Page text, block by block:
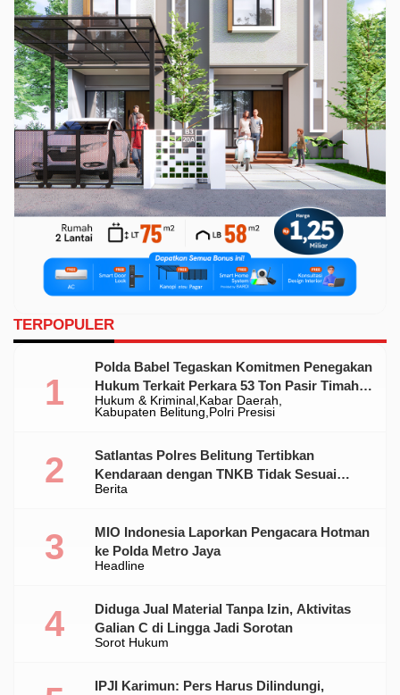
TERPOPULER
Hukum & Kriminal
Kabar Daerah
Kabupaten Belitung Polri Presisi
Polda Babel Tegaskan Komitmen Penegakan
Hukum Terkait Perkara 53 Ton Pasir Timah
Ilegal Di Belitung
Berita
Satlantas Polres Belitung Tertibkan
Kendaraan dengan TNKB Tidak Sesuai
Standar
Headline
MIO Indonesia Laporkan Pengacara Hotman
ke Polda Metro Jaya
Sorot Hukum
Diduga Jual Material Tanpa Izin, Aktivitas
Galian C di Lingga Jadi Sorotan
IPJI Karimun: Pers Harus Dilindungi,